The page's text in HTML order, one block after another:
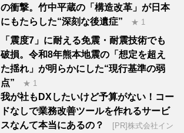
の衝撃。竹中平蔵の「構造改革」が日本
にもたらした“深刻な後遺症”
★ 1
「震度7」に耐える免震・耐震技術でも
破損。令和8年熊本地震の「想定を超え
た揺れ」が明らかにした“現行基準の弱
点”
★ 1
我が社もDXしたいけど予算がない！コー
ドなしで業務改善ツールを作れるサービ
スなんて本当にあるの？
[PR]株式会社イン